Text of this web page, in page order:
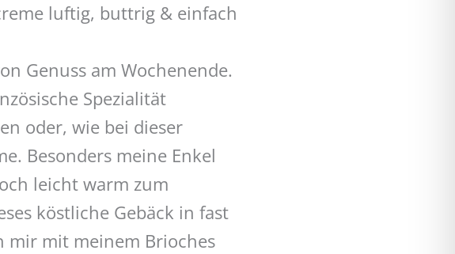
luftig, buttrig & einfach
Genuss am Wochenende.
Spezialität
oder, wie bei dieser
Besonders meine Enkel
leicht warm zum
köstliche Gebäck in fast
mir mit meinem Brioches